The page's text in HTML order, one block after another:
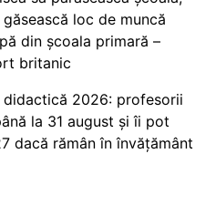
loc de muncă
din școala primară –
britanic
didactică 2026: profesorii
la 31 august și îi pot
dacă rămân în învățământ